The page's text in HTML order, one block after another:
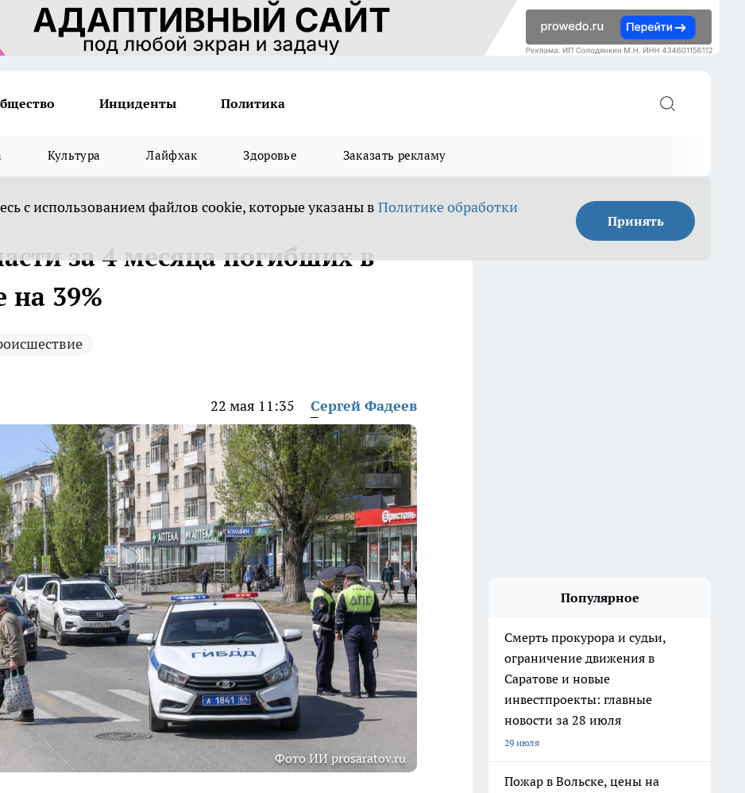
Инциденты Политика
Культура Лайфхак Здоровье Заказать рекламу
с использованием файлов cookie, которые указаны в Политике обработки
Принять
за 4 месяца погибших в
39%
22 мая 11:35 Сергей Фадеев
Фото ИИ prosaratov.ru
Популярное
Смерть прокурора и судьи,
ограничение движения в
Саратове и новые
инвестпроекты: главные
новости за 28 июля
29 июля
Пожар в Вольске, цены на